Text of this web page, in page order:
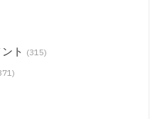
キ (DVD) $9.50
キ(DVD) $9.50
キ・他 (DVD) $9.50
ト (BD) $19.50
ト (DVD) $13.50
ト (315)